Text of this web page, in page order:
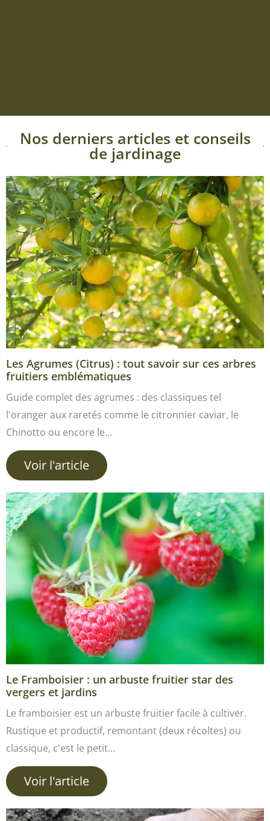
Nos derniers articles et conseils
de jardinage
Les Agrumes (Citrus) : tout savoir sur ces arbres
fruitiers emblématiques
Guide complet des agrumes : des classiques tel
l'oranger aux raretés comme le citronnier caviar, le
Chinotto ou encore le…
Voir l'article
Le Framboisier : un arbuste fruitier star des
vergers et jardins
Le framboisier est un arbuste fruitier facile à cultiver.
Rustique et productif, remontant (deux récoltes) ou
classique, c'est le petit…
Voir l'article